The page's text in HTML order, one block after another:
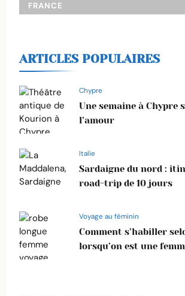
FRANCE
ARTICLES POPULAIRES
Chypre
Une semaine à Chypre
l’amour
Italie
Sardaigne du nord :
road-trip de 10 jours
Voyage au féminin
Comment s’habiller
lorsqu’on est une